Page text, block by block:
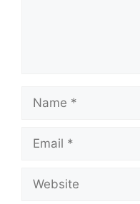
Name
Email
Website